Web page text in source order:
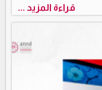
قراءة المزيد ...